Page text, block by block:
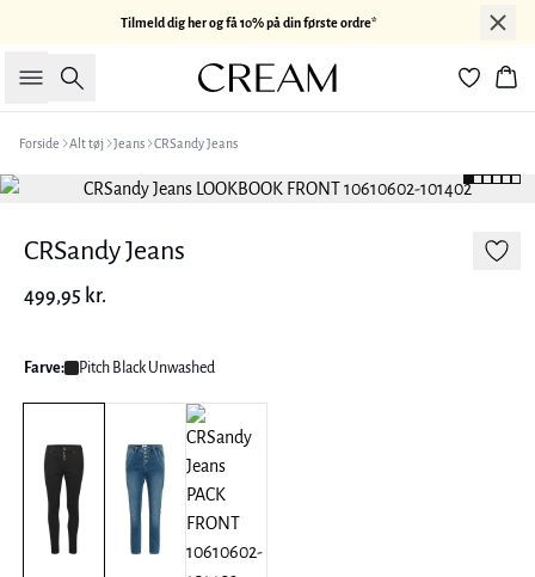
Tilmeld dig her og få 10% på din første ordre*
Søg
Forside Alt tøj Jeans CRSandy Jeans
CRSandy Jeans
499,95 kr.
Farve: Pitch Black Unwashed